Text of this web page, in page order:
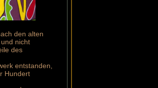
den alten
nicht
des
entstanden,
Hundert